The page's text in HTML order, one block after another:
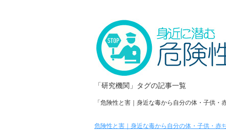
「研究機関」タグの記事一覧
「危険性と害｜身近な毒から自分の体・子供
危険性と害｜身近な毒から自分の体・子供・赤